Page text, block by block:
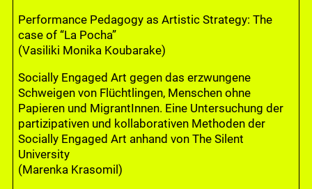
Performance Pedagogy as Artistic Strategy: The
case of “La Pocha”
(Vasiliki Monika Koubarake)
Socially Engaged Art gegen das erzwungene
Schweigen von Flüchtlingen, Menschen ohne
Papieren und MigrantInnen. Eine Untersuchung der
partizipativen und kollaborativen Methoden der
Socially Engaged Art anhand von The Silent
University
(Marenka Krasomil)